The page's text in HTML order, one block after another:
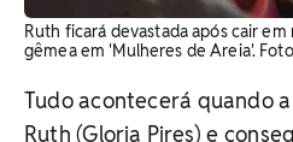
Ruth ficará devastada após cair
gêmea em 'Mulheres de Areia'.
Tudo acontecerá quando
Ruth (Gloria Pires) e